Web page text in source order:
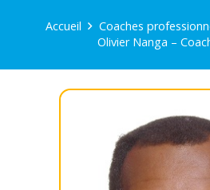
Accueil
Coaches
Olivier Nanga –